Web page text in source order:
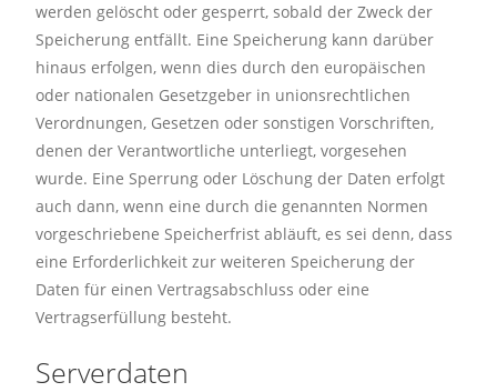
werden gelöscht oder gesperrt, sobald der Zweck der
Speicherung entfällt. Eine Speicherung kann darüber
hinaus erfolgen, wenn dies durch den europäischen
oder nationalen Gesetzgeber in unionsrechtlichen
Verordnungen, Gesetzen oder sonstigen Vorschriften,
denen der Verantwortliche unterliegt, vorgesehen
wurde. Eine Sperrung oder Löschung der Daten erfolgt
auch dann, wenn eine durch die genannten Normen
vorgeschriebene Speicherfrist abläuft, es sei denn, dass
eine Erforderlichkeit zur weiteren Speicherung der
Daten für einen Vertragsabschluss oder eine
Vertragserfüllung besteht.
Serverdaten